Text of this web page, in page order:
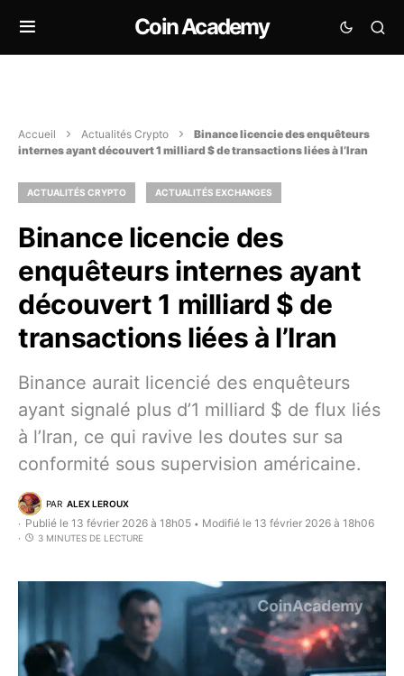
Coin Academy
Accueil Actualités Crypto
Binance licencie des enquêteurs
internes ayant découvert 1 milliard $ de transactions liées à l’Iran
ACTUALITÉS CRYPTO ACTUALITÉS EXCHANGES
Binance licencie des
enquêteurs internes ayant
découvert 1 milliard $ de
transactions liées à l’Iran
Binance aurait licencié des enquêteurs
ayant signalé plus d’1 milliard $ de flux liés
à l’Iran, ce qui ravive les doutes sur sa
conformité sous supervision américaine.
PAR ALEX LEROUX
Publié le 13 février 2026 à 18h05 • Modifié le 13 février 2026 à 18h06
3 MINUTES DE LECTURE